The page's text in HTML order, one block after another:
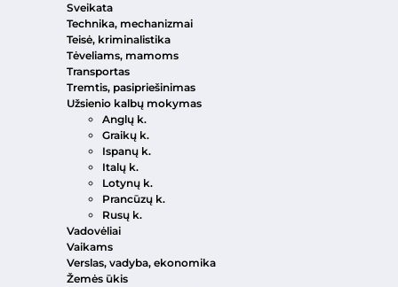
Sveikata
Technika, mechanizmai
Teisė, kriminalistika
Tėveliams, mamoms
Transportas
Tremtis, pasipriešinimas
Užsienio kalbų mokymas
Anglų k.
Graikų k.
Ispanų k.
Italų k.
Lotynų k.
Prancūzų k.
Rusų k.
Vadovėliai
Vaikams
Verslas, vadyba, ekonomika
Žemės ūkis